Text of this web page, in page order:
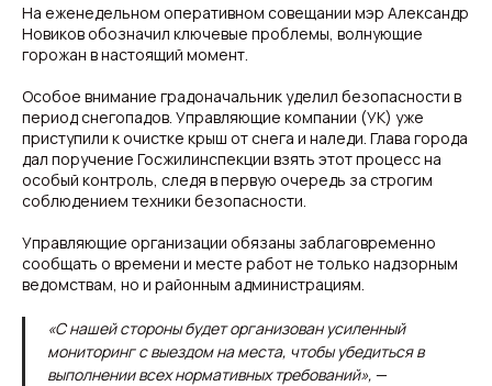
На еженедельном оперативном совещании мэр Александр
Новиков обозначил ключевые проблемы, волнующие
горожан в настоящий момент.
Особое внимание градоначальник уделил безопасности в
период снегопадов. Управляющие компании (УК) уже
приступили к очистке крыш от снега и наледи. Глава города
дал поручение Госжилинспекции взять этот процесс на
особый контроль, следя в первую очередь за строгим
соблюдением техники безопасности.
Управляющие организации обязаны заблаговременно
сообщать о времени и месте работ не только надзорным
ведомствам, но и районным администрациям.
«С нашей стороны будет организован усиленный
мониторинг с выездом на места, чтобы убедиться в
выполнении всех нормативных требований», —